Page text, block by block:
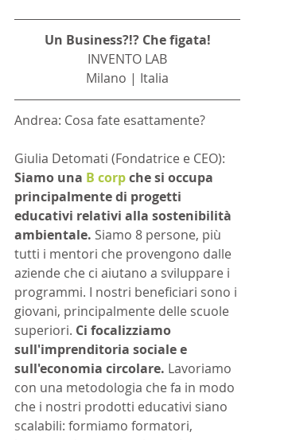
Un Business?!? Che figata!
INVENTO LAB
Milano | Italia
Andrea: Cosa fate esattamente?
Giulia Detomati (Fondatrice e CEO):
Siamo una B corp che si occupa
principalmente di progetti
educativi relativi alla sostenibilità
ambientale. Siamo 8 persone, più
tutti i mentori che provengono dalle
aziende che ci aiutano a sviluppare i
programmi. I nostri beneficiari sono i
giovani, principalmente delle scuole
superiori. Ci focalizziamo
sull'imprenditoria sociale e
sull'economia circolare. Lavoriamo
con una metodologia che fa in modo
che i nostri prodotti educativi siano
scalabili: formiamo formatori,